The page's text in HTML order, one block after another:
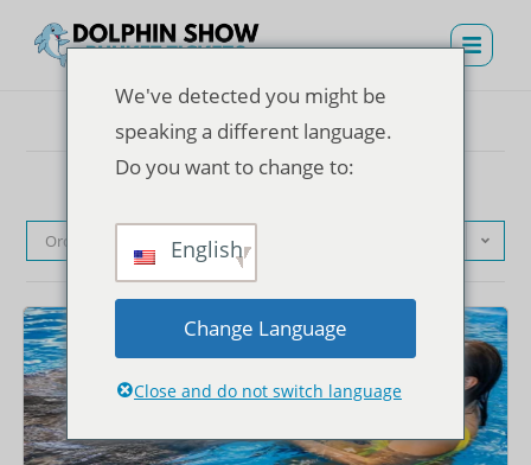
Ordinamento predefinito
We've detected you might be
speaking a different language.
Do you want to change to:
English
Change Language
Close and do not switch language